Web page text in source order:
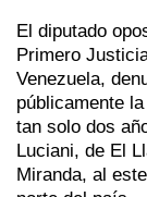
El diputado
Primero
Venezuela,
públicamente
tan solo dos
Luciani, de El
Miranda, al